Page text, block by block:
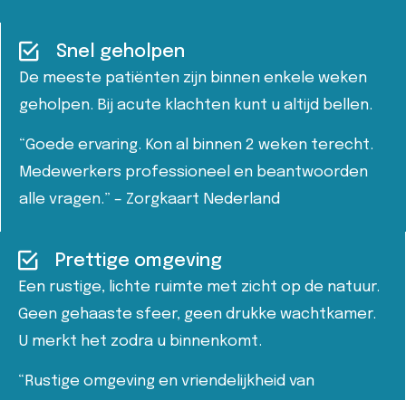
Snel geholpen
De meeste patiënten zijn binnen enkele weken
geholpen. Bij acute klachten kunt u altijd bellen.
“Goede ervaring. Kon al binnen 2 weken terecht.
Medewerkers professioneel en beantwoorden
alle vragen.” – Zorgkaart Nederland
Prettige omgeving
Een rustige, lichte ruimte met zicht op de natuur.
Geen gehaaste sfeer, geen drukke wachtkamer.
U merkt het zodra u binnenkomt.
“Rustige omgeving en vriendelijkheid van